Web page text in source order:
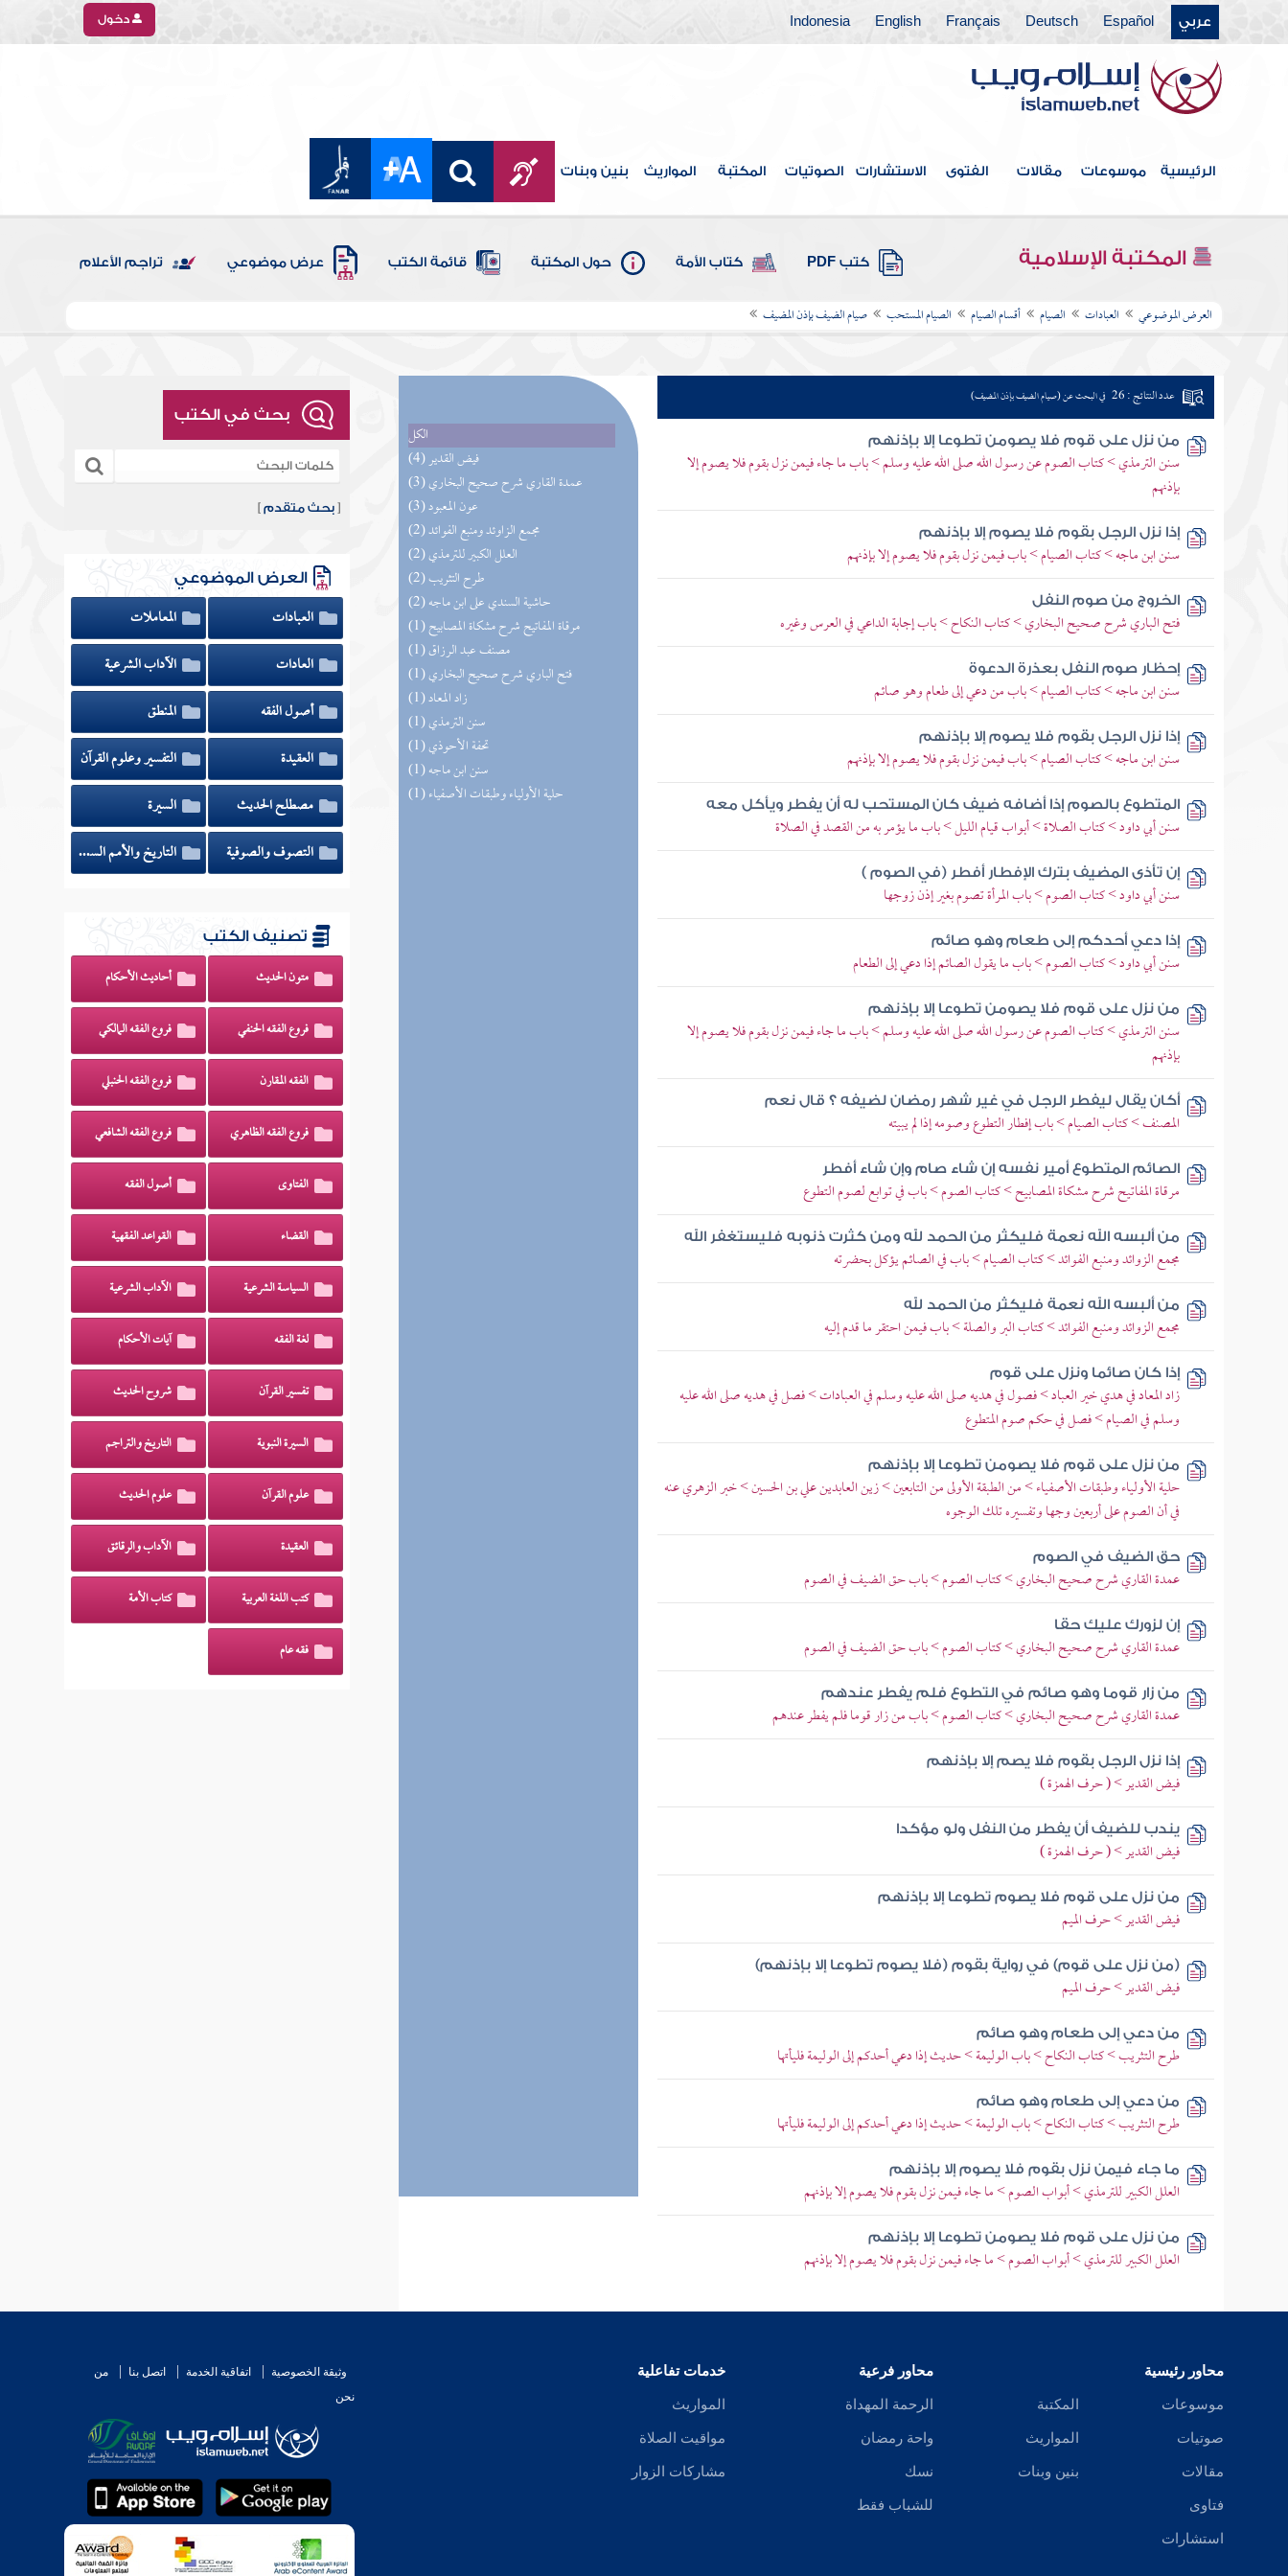
عربي Español
Deutsch
Français
English
Indonesia دخول
الرئيسية موسوعات مقالات الفتوى الاستشارات الصوتيات المكتبة المواريث بنين وبنات
المكتبة الإسلامية كتب PDF كتاب الأمة حول المكتبة قائمة الكتب عرض موضوعي تراجم الأعلام
العرض الموضوعي العبادات الصيام أقسام الصيام الصيام المستحب صيام الضيف بإذن المضيف
الكل
(4) فيض القدير
(3) عمدة القاري شرح صحيح البخاري
(3) عون المعبود
(2) مجمع الزاوئد ومنبع الفوائد
(2) العلل الكبير للترمذي
(2) طرح التثريب
(2) حاشية السندي على ابن ماجه
(1) مرقاة المفاتيح شرح مشكاة المصابيح
(1) مصنف عبد الرزاق
(1) فتح الباري شرح صحيح البخاري
(1) زاد المعاد
(1) سنن الترمذي
(1) تحفة الأحوذي
(1) سنن ابن ماجه
(1) حلية الأولياء وطبقات الأصفياء
عدد النتائج : 26 في البحث عن (صيام الضيف بإذن المضيف)
من نزل على قوم فلا يصومن تطوعا إلا بإذنهم
سنن الترمذي > كتاب الصوم عن رسول الله صلى الله عليه وسلم > باب ما جاء فيمن نزل بقوم فلا يصوم إلا
بإذنهم
إذا نزل الرجل بقوم فلا يصوم إلا بإذنهم
سنن ابن ماجه > كتاب الصيام > باب فيمن نزل بقوم فلا يصوم إلا بإذنهم
الخروج من صوم النفل
فتح الباري شرح صحيح البخاري > كتاب النكاح > باب إجابة الداعي في العرس وغيره
إحظار صوم النفل بعذرة الدعوة
سنن ابن ماجه > كتاب الصيام > باب من دعي إلى طعام وهو صائم
إذا نزل الرجل بقوم فلا يصوم إلا بإذنهم
سنن ابن ماجه > كتاب الصيام > باب فيمن نزل بقوم فلا يصوم إلا بإذنهم
المتطوع بالصوم إذا أضافه ضيف كان المستحب له أن يفطر ويأكل معه
سنن أبي داود > كتاب الصلاة > أبواب قيام الليل > باب ما يؤمر به من القصد في الصلاة
إن تأذى المضيف بترك الإفطار أفطر (في الصوم )
سنن أبي داود > كتاب الصوم > باب المرأة تصوم بغير إذن زوجها
إذا دعي أحدكم إلى طعام وهو صائم
سنن أبي داود > كتاب الصوم > باب ما يقول الصائم إذا دعي إلى الطعام
من نزل على قوم فلا يصومن تطوعا إلا بإذنهم
سنن الترمذي > كتاب الصوم عن رسول الله صلى الله عليه وسلم > باب ما جاء فيمن نزل بقوم فلا يصوم إلا
بإذنهم
أكان يقال ليفطر الرجل في غير شهر رمضان لضيفه ؟ قال نعم
المصنف > كتاب الصيام > باب إفطار التطوع وصومه إذا لم يبيته
الصائم المتطوع أمير نفسه إن شاء صام وإن شاء أفطر
مرقاة المفاتيح شرح مشكاة المصابيح > كتاب الصوم > باب في توابع لصوم التطوع
من ألبسه الله نعمة فليكثر من الحمد لله ومن كثرت ذنوبه فليستغفر الله
مجمع الزوائد ومنبع الفوائد > كتاب الصيام > باب في الصائم يؤكل بحضرته
من ألبسه الله نعمة فليكثر من الحمد لله
مجمع الزوائد ومنبع الفوائد > كتاب البر والصلة > باب فيمن احتقر ما قدم إليه
إذا كان صائما ونزل على قوم
زاد المعاد في هدي خير العباد > فصول في هديه صلى الله عليه وسلم في العبادات > فصل في هديه صلى الله عليه
وسلم في الصيام > فصل في حكم صوم المتطوع
من نزل على قوم فلا يصومن تطوعا إلا بإذنهم
حلية الأولياء وطبقات الأصفياء > من الطبقة الأولى من التابعين > زين العابدين علي بن الحسين > خبر الزهري عنه
في أن الصوم على أربعين وجها وتفسيره تلك الوجوه
حق الضيف في الصوم
عمدة القاري شرح صحيح البخاري > كتاب الصوم > باب حق الضيف في الصوم
إن لزورك عليك حقا
عمدة القاري شرح صحيح البخاري > كتاب الصوم > باب حق الضيف في الصوم
من زار قوما وهو صائم في التطوع فلم يفطر عندهم
عمدة القاري شرح صحيح البخاري > كتاب الصوم > باب من زار قوما فلم يفطر عندهم
إذا نزل الرجل بقوم فلا يصم إلا بإذنهم
فيض القدير > ( حرف الهمزة )
يندب للضيف أن يفطر من النفل ولو مؤكدا
فيض القدير > ( حرف الهمزة )
من نزل على قوم فلا يصوم تطوعا إلا بإذنهم
فيض القدير > حرف الميم
(من نزل على قوم) في رواية بقوم (فلا يصوم تطوعا إلا بإذنهم)
فيض القدير > حرف الميم
من دعي إلى طعام وهو صائم
طرح التثريب > كتاب النكاح > باب الوليمة > حديث إذا دعي أحدكم إلى الوليمة فليأتها
من دعي إلى طعام وهو صائم
طرح التثريب > كتاب النكاح > باب الوليمة > حديث إذا دعي أحدكم إلى الوليمة فليأتها
ما جاء فيمن نزل بقوم فلا يصوم إلا بإذنهم
العلل الكبير للترمذي > أبواب الصوم > ما جاء فيمن نزل بقوم فلا يصوم إلا بإذنهم
من نزل على قوم فلا يصومن تطوعا إلا بإذنهم
العلل الكبير للترمذي > أبواب الصوم > ما جاء فيمن نزل بقوم فلا يصوم إلا بإذنهم
بحث في الكتب
[بحث متقدم ]
العرض الموضوعي
العبادات
المعاملات
العادات
الآداب الشرعية
أصول الفقه
المنطق
العقيدة
التفسير وعلوم القرآن
مصطلح الحديث
السيرة
التصوف والصوفية
التاريخ والأمم السابقة
تصنيف الكتب
متون الحديث أحاديث الأحكام
فروع الفقه الحنفي فروع الفقه المالكي
الفقه المقارن فروع الفقه الحنبلي
فروع الفقه الظاهري فروع الفقه الشافعي
الفتاوى أصول الفقه
القضاء القواعد الفقهية
السياسة الشرعية الآداب الشرعية
لغة الفقه آيات الأحكام
تفسير القرآن شروح الحديث
السيرة النبوية التاريخ والتراجم
علوم القرآن علوم الحديث
العقيدة الآداب والرقائق
كتب اللغة العربية كتاب الأمة
فقه عام
محاور رئيسية
موسوعات
صوتيات
مقالات
فتاوى
استشارات
المكتبة
المواريث
بنين وبنات
محاور فرعية
الرحمة المهداة
واحة رمضان
نسك
للشباب فقط
خدمات تفاعلية
المواريث
مواقيت الصلاة
مشاركات الزوار
وثيقة الخصوصية اتفاقية الخدمة اتصل بنا
من
نحن